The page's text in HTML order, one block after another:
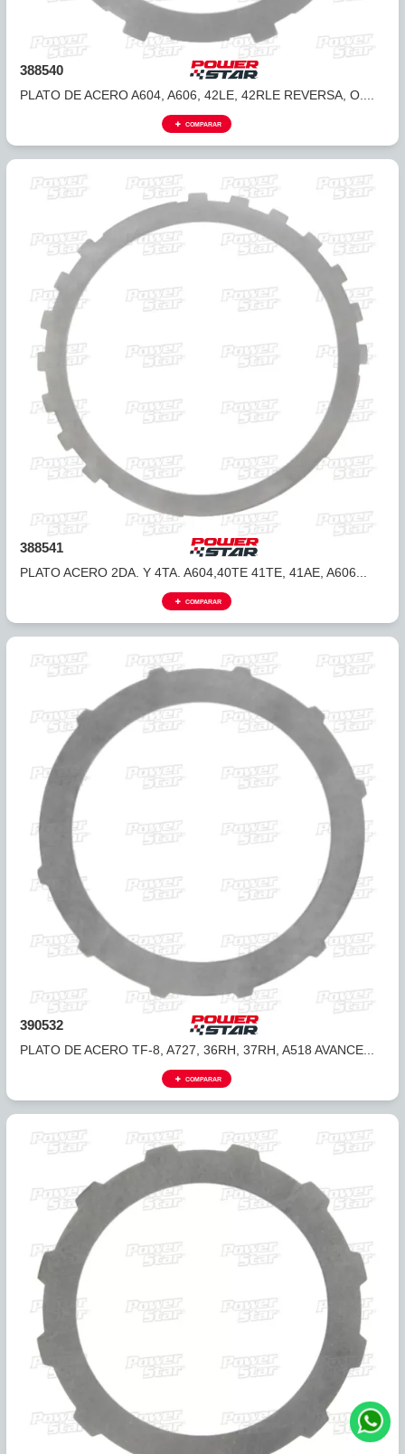
388531
PLATO DE ACERO A604, 42RLE BAJA REVERSA(14D/U5/
COMPARAR
388534
PLATO ACERO A604 O.D. (GRUESO) 8 DTES 0.098" (U2)
COMPARAR
388540
PLATO DE ACERO A604, A606, 42LE, 42RLE REVERSA,
COMPARAR